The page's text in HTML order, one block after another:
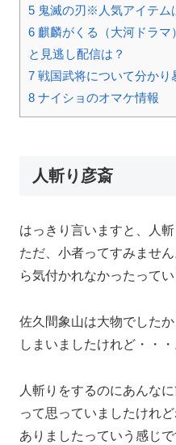
5 鬼滅の刃※人気アイテム
6 麒麟がくる（大河ドラ
と見逃し配信は？
7 戦国武将について分かり
8 ナイショのオマケ情報
人斬り彦斎
はっきり言いますと、人斬
ただ、小者ってすみませ
ら気付かれなかったってい
佐久間象山は大物でした
しまいましたけれど・・・
人斬りをするのにあんな
って思っていましたけれ
ありましたっていう感じで